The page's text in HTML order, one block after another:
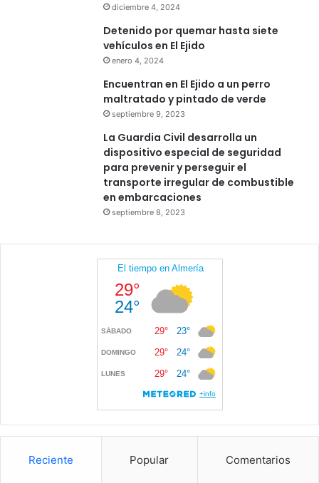
diciembre 4, 2024
Detenido por quemar hasta siete
vehículos en El Ejido
enero 4, 2024
Encuentran en El Ejido a un perro
maltratado y pintado de verde
septiembre 9, 2023
La Guardia Civil desarrolla un
dispositivo especial de seguridad
para prevenir y perseguir el
transporte irregular de combustible
en embarcaciones
septiembre 8, 2023
Reciente Popular Comentarios